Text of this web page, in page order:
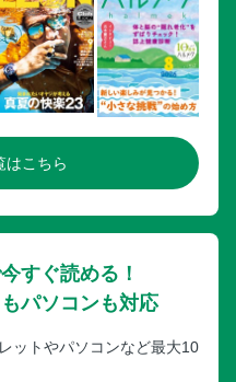
はこちら
すぐ読める！
パソコンも対応
ットやパソコンなど最大10